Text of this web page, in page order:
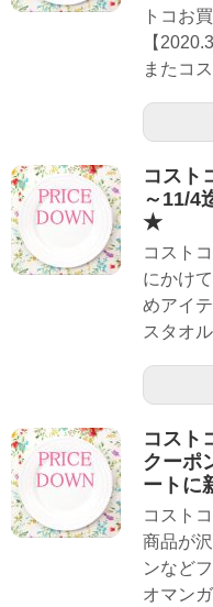
トコお
【
またコ
コスト
～11/4
★
コスト
にかけ
めアイ
スタオ
コスト
クーポ
ートに
コスト
商品が
ンなど
オマン